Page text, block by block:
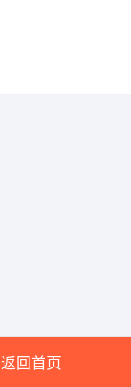
返回首页